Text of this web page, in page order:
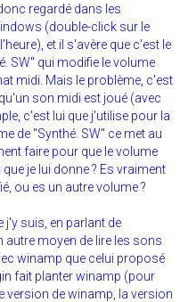
regardé dans les
(double-click sur le
et il s'avère que c'est le
SW" qui modifie le volume
midi. Mais le problème, c'est
son midi est joué (avec
c'est lui que j'utilise pour la
de "Synthé. SW" ce met au
faire pour que le volume
je lui donne ? Es vraiment
ou es un autre volume ?
j'y suis, en parlant de
autre moyen de lire les sons
winamp que celui proposé
fait planter winamp (pour
version de winamp, la version